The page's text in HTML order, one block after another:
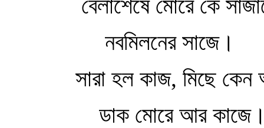
বেলাশেষে মোরে কে
নবমিলনের সাজে।
সারা হল কাজ, মিছে
ডাক মোরে আর